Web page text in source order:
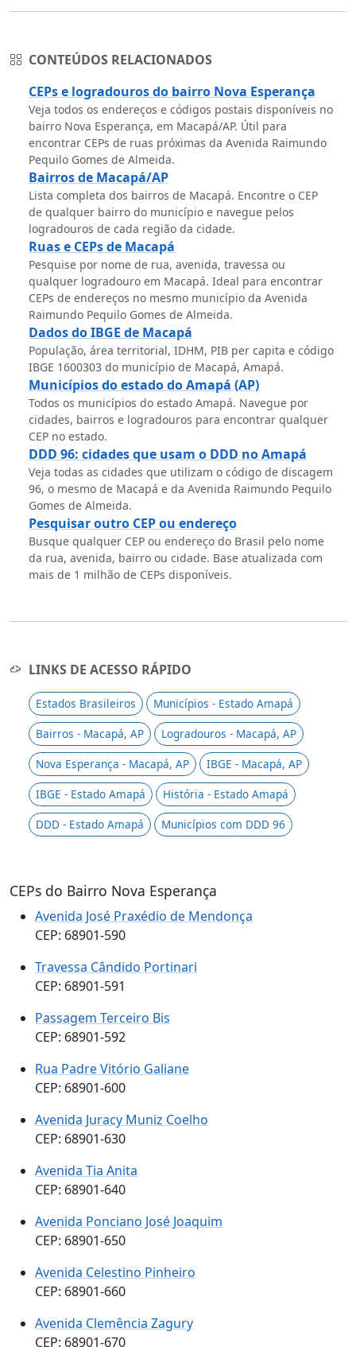
CONTEÚDOS RELACIONADOS
CEPs e logradouros do bairro Nova Esperança
Veja todos os endereços e códigos postais disponíveis no
bairro Nova Esperança, em Macapá/AP. Útil para
encontrar CEPs de ruas próximas da Avenida Raimundo
Pequilo Gomes de Almeida.
Bairros de Macapá/AP
Lista completa dos bairros de Macapá. Encontre o CEP
de qualquer bairro do município e navegue pelos
logradouros de cada região da cidade.
Ruas e CEPs de Macapá
Pesquise por nome de rua, avenida, travessa ou
qualquer logradouro em Macapá. Ideal para encontrar
CEPs de endereços no mesmo município da Avenida
Raimundo Pequilo Gomes de Almeida.
Dados do IBGE de Macapá
População, área territorial, IDHM, PIB per capita e código
IBGE 1600303 do município de Macapá, Amapá.
Municípios do estado do Amapá (AP)
Todos os municípios do estado Amapá. Navegue por
cidades, bairros e logradouros para encontrar qualquer
CEP no estado.
DDD 96: cidades que usam o DDD no Amapá
Veja todas as cidades que utilizam o código de discagem
96, o mesmo de Macapá e da Avenida Raimundo Pequilo
Gomes de Almeida.
Pesquisar outro CEP ou endereço
Busque qualquer CEP ou endereço do Brasil pelo nome
da rua, avenida, bairro ou cidade. Base atualizada com
mais de 1 milhão de CEPs disponíveis.
LINKS DE ACESSO RÁPIDO
Estados Brasileiros
Municípios - Estado Amapá
Bairros - Macapá, AP
Logradouros - Macapá, AP
Nova Esperança - Macapá, AP
IBGE - Macapá, AP
IBGE - Estado Amapá
História - Estado Amapá
DDD - Estado Amapá
Municípios com DDD 96
CEPs do Bairro Nova Esperança
Avenida José Praxédio de Mendonça
CEP: 68901-590
Travessa Cândido Portinari
CEP: 68901-591
Passagem Terceiro Bis
CEP: 68901-592
Rua Padre Vitório Galiane
CEP: 68901-600
Avenida Juracy Muniz Coelho
CEP: 68901-630
Avenida Tia Anita
CEP: 68901-640
Avenida Ponciano José Joaquim
CEP: 68901-650
Avenida Celestino Pinheiro
CEP: 68901-660
Avenida Clemência Zagury
CEP: 68901-670